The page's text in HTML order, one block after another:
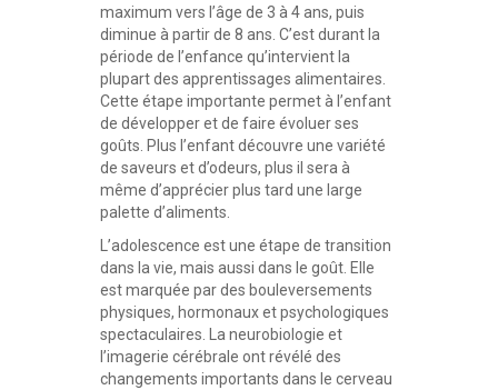
maximum vers l’âge de 3 à 4 ans, puis
diminue à partir de 8 ans. C’est durant la
période de l’enfance qu’intervient la
plupart des apprentissages alimentaires.
Cette étape importante permet à l’enfant
de développer et de faire évoluer ses
goûts. Plus l’enfant découvre une variété
de saveurs et d’odeurs, plus il sera à
même d’apprécier plus tard une large
palette d’aliments.
L’adolescence est une étape de transition
dans la vie, mais aussi dans le goût. Elle
est marquée par des bouleversements
physiques, hormonaux et psychologiques
spectaculaires. La neurobiologie et
l’imagerie cérébrale ont révélé des
changements importants dans le cerveau